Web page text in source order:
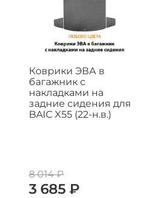
Коврики ЭВА в
багажник с
накладками на
задние сидения для
BAIC X55 (22-н.в.)
8 014 ₽
3 685 ₽